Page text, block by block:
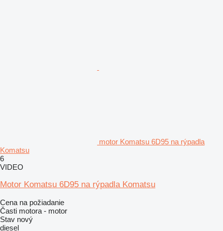
motor Komatsu 6D95 na rýpadla
Komatsu
6
VIDEO
Motor Komatsu 6D95 na rýpadla Komatsu
Cena na požiadanie
Časti motora - motor
Stav nový
diesel